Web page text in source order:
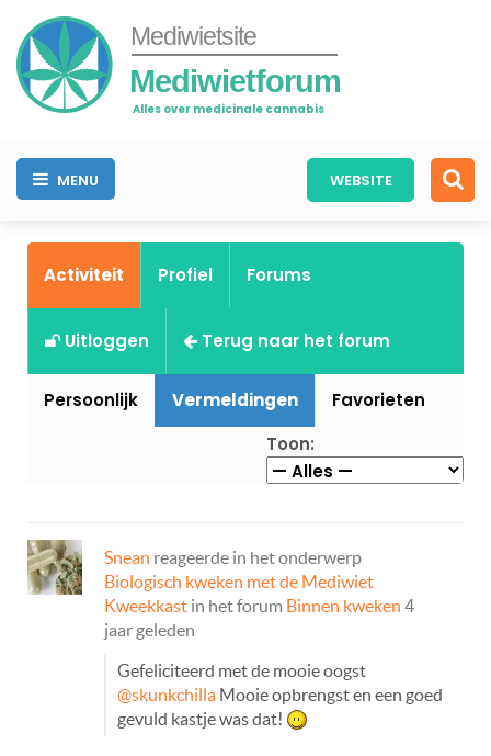
Mediwietsite
Mediwietforum
Alles over medicinale cannabis
MENU WEBSITE
Activiteit Profiel Forums
Uitloggen Terug naar het forum
Persoonlijk Vermeldingen
Favorieten
Toon:
Snean reageerde in het onderwerp
Biologisch kweken met de Mediwiet
Kweekkast in het forum Binnen kweken 4
jaar geleden
Gefeliciteerd met de mooie oogst
@skunkchilla Mooie opbrengst en een goed
gevuld kastje was dat!